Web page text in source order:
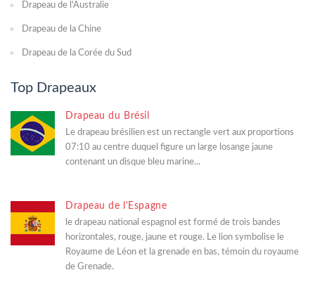
Drapeau de l'Australie
Drapeau de la Chine
Drapeau de la Corée du Sud
Top Drapeaux
Drapeau du Brésil
Le drapeau brésilien est un rectangle vert aux proportions
07:10 au centre duquel figure un large losange jaune
contenant un disque bleu marine...
Drapeau de l'Espagne
le drapeau national espagnol est formé de trois bandes
horizontales, rouge, jaune et rouge. Le lion symbolise le
Royaume de Léon et la grenade en bas, témoin du royaume
de Grenade.